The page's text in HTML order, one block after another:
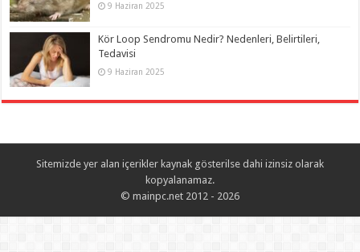
9 Haziran 2025
Kör Loop Sendromu Nedir? Nedenleri, Belirtileri,
Tedavisi
9 Haziran 2025
Sitemizde yer alan içerikler kaynak gösterilse dahi izinsiz olarak
kopyalanamaz.
© mainpc.net 2012 - 2026